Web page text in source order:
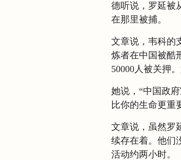
德听说，罗延被
在那里被捕。
文章说，韦科的
炼者在中国被酷
50000人被关押
她说，“中国政
比你的生命更重
文章说，虽然罗
续存在着。他们
活动约两小时。